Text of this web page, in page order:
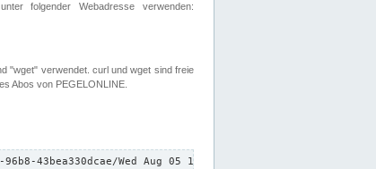
folgender Webadresse verwenden:
"wget" verwendet. curl und wget sind freie
Abos von PEGELONLINE.
43bea330dcae/Wed Aug 05 15:13:14 CEST 2026/down.txt"